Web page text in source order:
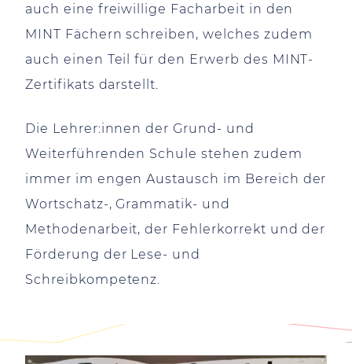
auch eine freiwillige Facharbeit in den
MINT Fächern schreiben, welches zudem
auch einen Teil für den Erwerb des MINT-
Zertifikats darstellt.
Die Lehrer:innen der Grund- und
Weiterführenden Schule stehen zudem
immer im engen Austausch im Bereich der
Wortschatz-, Grammatik- und
Methodenarbeit, der Fehlerkorrekt und der
Förderung der Lese- und
Schreibkompetenz.